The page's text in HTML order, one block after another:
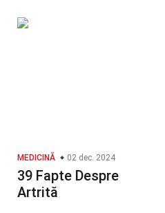
MEDICINĂ 02 dec. 2024
39 Fapte Despre
Artrită